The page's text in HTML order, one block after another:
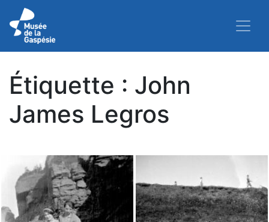
Étiquette : John
James Legros